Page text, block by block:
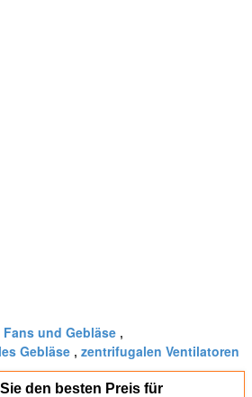
und Gebläse ,
Gebläse , zentrifugalen Ventilatoren
den besten Preis für